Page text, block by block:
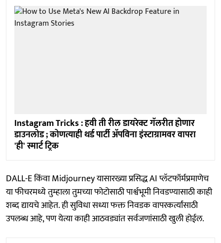
Instagram Tricks : हवी ती रील डायरेक्ट गॅलरीत होणार
डाउनलोड ; कोणत्याही थर्ड पार्टी अ‍ॅपविना इंस्टाग्रामवर वापरा
'ही' स्मार्ट ट्रिक
DALL-E किंवा Midjourney यासारख्या प्रसिद्ध AI प्लॅटफॉर्मप्रमाणेच
या फीचरमध्ये तुम्हाला तुमच्या फोटोसाठी पार्श्वभूमी निवडण्यासाठी काही
शब्द द्यायचे आहेत. ही सुविधा सध्या फक्त निवडक वापरकर्त्यांसाठी
उपलब्ध आहे, पण येत्या काही आठवड्यांत सर्वजणांसाठी खुली होईल.